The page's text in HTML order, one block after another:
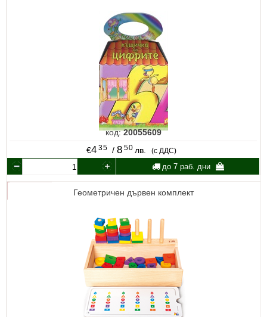
код:20055609
€4 35 / 8 50 лв. (с ДДС)
до 7 раб. дни
Геометричен дървен комплект